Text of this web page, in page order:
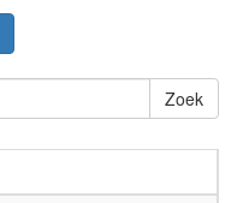
Zoek